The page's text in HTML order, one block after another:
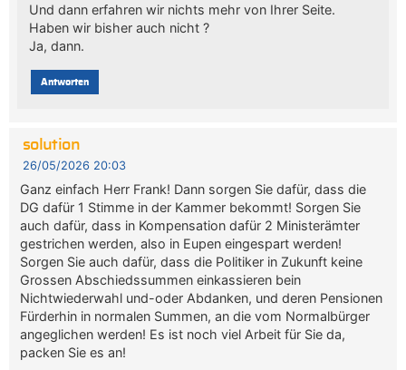
Und dann erfahren wir nichts mehr von Ihrer Seite.
Haben wir bisher auch nicht ?
Ja, dann.
Antworten
solution
26/05/2026 20:03
Ganz einfach Herr Frank! Dann sorgen Sie dafür, dass die
DG dafür 1 Stimme in der Kammer bekommt! Sorgen Sie
auch dafür, dass in Kompensation dafür 2 Ministerämter
gestrichen werden, also in Eupen eingespart werden!
Sorgen Sie auch dafür, dass die Politiker in Zukunft keine
Grossen Abschiedssummen einkassieren bein
Nichtwiederwahl und-oder Abdanken, und deren Pensionen
Fürderhin in normalen Summen, an die vom Normalbürger
angeglichen werden! Es ist noch viel Arbeit für Sie da,
packen Sie es an!